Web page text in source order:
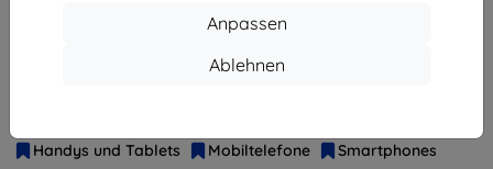
Anpassen
Ablehnen
Handys und Tablets
Mobiltelefone Smartphones